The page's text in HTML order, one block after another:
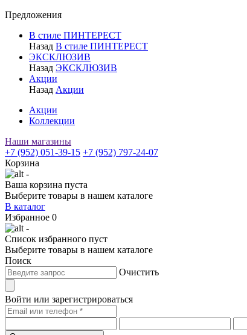
Предложения
В стиле ПИНТЕРЕСТ
Назад В стиле ПИНТЕРЕСТ
ЭКСКЛЮЗИВ
Назад ЭКСКЛЮЗИВ
Акции
Назад Акции
Акции
Коллекции
Наши магазины
+7 (952) 051-39-15 +7 (952) 797-24-07
Корзина
-
Ваша корзина пуста
Выберите товары в нашем каталоге
В каталог
Избранное 0
-
Список избранного пуст
Выберите товары в нашем каталоге
Поиск
Очистить
Войти или зарегистрироваться